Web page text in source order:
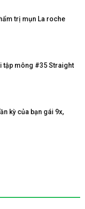
trị mụn La roche
tập mông #35 Straight
kỳ của bạn gái 9x,